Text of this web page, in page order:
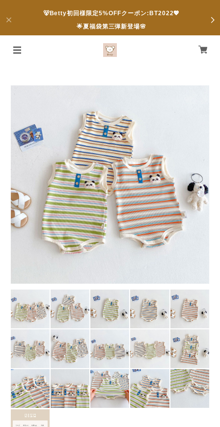
🐻Betty初回様限定5%OFFクーポン:BT2022💖
🌟夏福袋第三弾新登場🌸